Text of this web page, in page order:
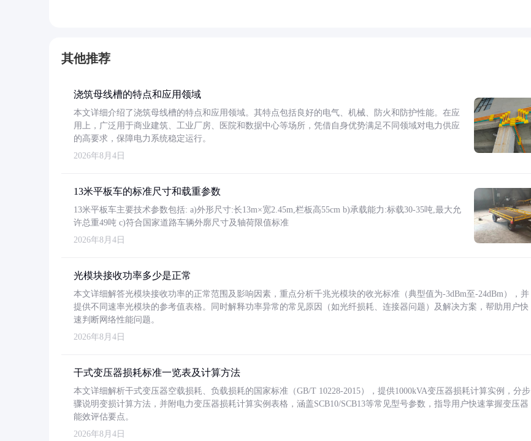
其他推荐
浇筑母线槽的特点和应用领域
本文详细介绍了浇筑母线槽的特点和应用领域。其特点包括良好的电气、机械、防火和防护性能。在应
用上，广泛用于商业建筑、工业厂房、医院和数据中心等场所，凭借自身优势满足不同领域对电力供应
的高要求，保障电力系统稳定运行。
2026年8月4日
13米平板车的标准尺寸和载重参数
13米平板车主要技术参数包括: a)外形尺寸:长13m×宽2.45m,栏板高55cm b)承载能力:标载30-35吨,最大允
许总重49吨 c)符合国家道路车辆外廓尺寸及轴荷限值标准
2026年8月4日
光模块接收功率多少是正常
本文详细解答光模块接收功率的正常范围及影响因素，重点分析千兆光模块的收光标准（典型值为-3dBm至-24dBm），并
提供不同速率光模块的参考值表格。同时解释功率异常的常见原因（如光纤损耗、连接器问题）及解决方案，帮助用户快
速判断网络性能问题。
2026年8月4日
干式变压器损耗标准一览表及计算方法
本文详细解析干式变压器空载损耗、负载损耗的国家标准（GB/T 10228-2015），提供1000kVA变压器损耗计算实例，分步
骤说明变损计算方法，并附电力变压器损耗计算实例表格，涵盖SCB10/SCB13等常见型号参数，指导用户快速掌握变压器
能效评估要点。
2026年8月4日